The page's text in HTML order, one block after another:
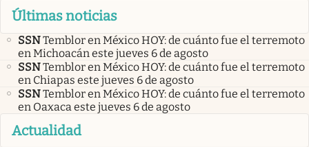
Últimas noticias
SSNTemblor en México HOY: de cuánto fue el terremoto
en Michoacán este jueves 6 de agosto
SSNTemblor en México HOY: de cuánto fue el terremoto
en Chiapas este jueves 6 de agosto
SSNTemblor en México HOY: de cuánto fue el terremoto
en Oaxaca este jueves 6 de agosto
Actualidad